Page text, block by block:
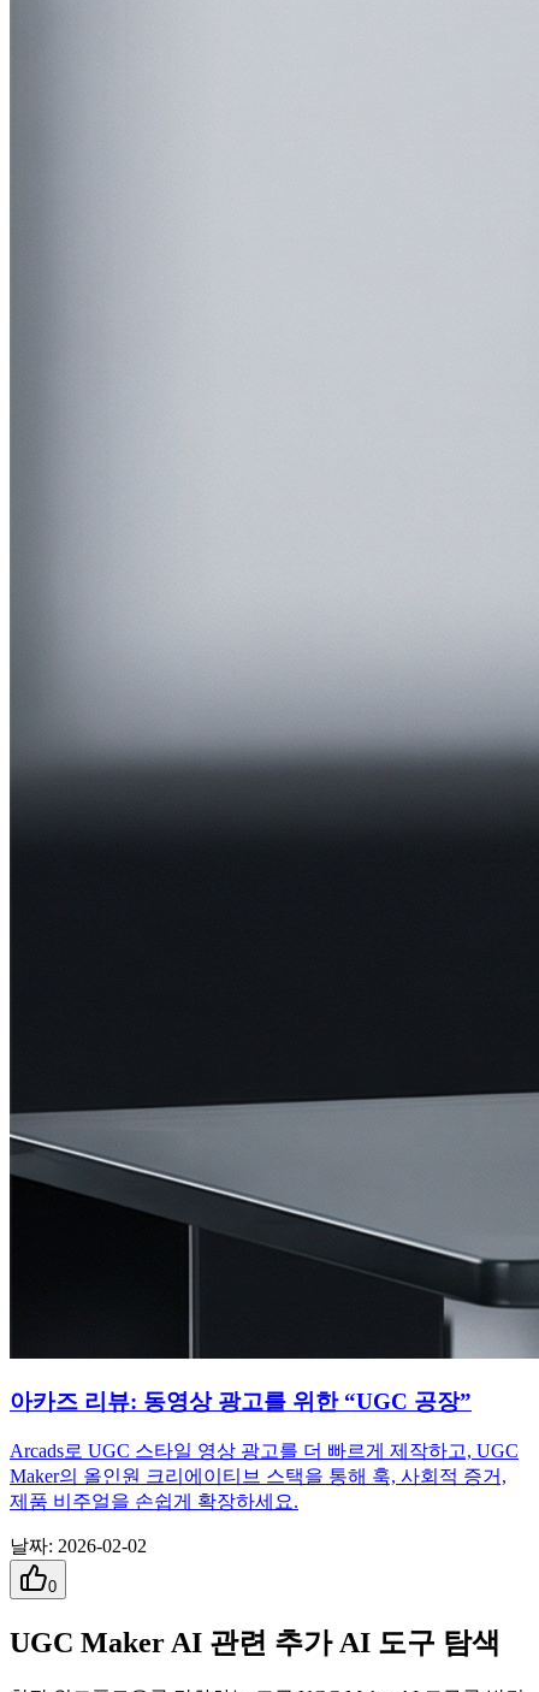
아카즈 리뷰: 동영상 광고를 위한 “UGC 공장”
Arcads로 UGC 스타일 영상 광고를 더 빠르게 제작하고, UGC
Maker의 올인원 크리에이티브 스택을 통해 훅, 사회적 증거,
제품 비주얼을 손쉽게 확장하세요.
날짜: 2026-02-02
0
UGC Maker AI 관련 추가 AI 도구 탐색